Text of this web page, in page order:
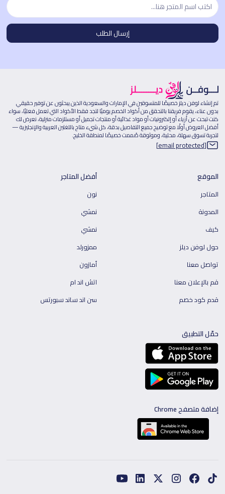
تم إنشاء لوفن ديلز خصيصًا للمتسوقين في الإمارات والسعودية الذين يبحثون عن توفير حقيقي
بدون عناء، يقوم فريقنا بالتحقق من أكواد الخصم يوميًا لتجد فقط الأكواد التي تعمل فعليًا، سواء
كنت تبحث عن أزياء أو إلكترونيات أو مواد غذائية أو منتجات تجميل أو مستلزمات منزلية، نعرض لك
أفضل العروض أولًا مع توضيح جميع التفاصيل بدقة، كل شيء متاح باللغتين العربية والإنجليزية —
لتجربة تسوق سهلة، محلية، وموثوقة صُممت خصيصًا لمنطقة الخليج.
[email protected]
الموقع
المتاجر
المدونة
كيف
حول لوفن ديلز
تواصل معنا
قم بالإعلان معنا
قدم كود خصم
أفضل المتاجر
نون
نمشي
نمشي
ممزورلد
أمازون
اتش اند ام
سن اند ساند سبورتس
حمّل التطبيق
إضافة متصفح Chrome